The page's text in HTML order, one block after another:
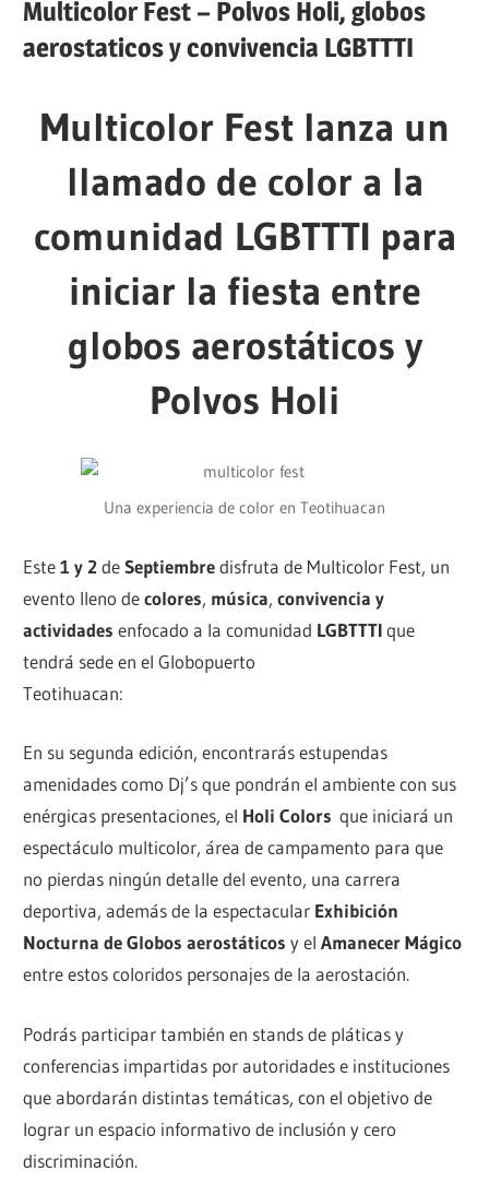
Multicolor Fest – Polvos Holi, globos
aerostaticos y convivencia LGBTTTI
Multicolor Fest lanza un
llamado de color a la
comunidad LGBTTTI para
iniciar la fiesta entre
globos aerostáticos y
Polvos Holi
Una experiencia de color en Teotihuacan
Este1 y 2deSeptiembredisfruta de Multicolor Fest, un
evento lleno decolores, música,convivencia y
actividades enfocado a la comunidad LGBTTTIque
tendrá sede en el Globopuerto
Teotihuacan:
En su segunda edición, encontrarás estupendas
amenidades como Dj’s que pondrán el ambiente con sus
enérgicas presentaciones, el Holi Colors que iniciará un
espectáculo multicolor, área de campamento para que
no pierdas ningún detalle del evento, una carrera
deportiva, además de la espectacular Exhibición
Nocturna de Globos aerostáticos y elAmanecer Mágico
entre estos coloridos personajes de la aerostación.
Podrás participar también en stands de pláticas y
conferencias impartidas por autoridades e instituciones
que abordarán distintas temáticas, con el objetivo de
lograr un espacio informativo de inclusión y cero
discriminación.